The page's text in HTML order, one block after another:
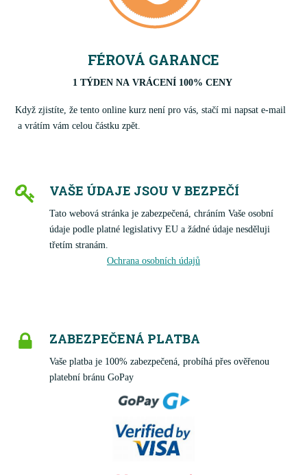
FÉROVÁ GARANCE
1 TÝDEN NA VRÁCENÍ 100% CENY
Když zjistíte, že tento online kurz není pro vás, stačí mi napsat e-mail
a vrátím vám celou částku zpět.
VAŠE ÚDAJE JSOU V BEZPEČÍ
Tato webová stránka je zabezpečená, chráním Vaše osobní
údaje podle platné legislativy EU a žádné údaje nesděluji
třetím stranám.
Ochrana osobních údajů
ZABEZPEČENÁ PLATBA
Vaše platba je 100% zabezpečená, probíhá přes ověřenou
platební bránu GoPay